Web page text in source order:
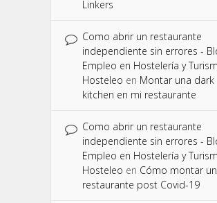
Linkers
Como abrir un restaurante
independiente sin errores -
Empleo en Hostelería y
Hosteleo en Montar una dark
kitchen en mi restaurante
Como abrir un restaurante
independiente sin errores -
Empleo en Hostelería y
Hosteleo en Cómo montar un
restaurante post Covid-19